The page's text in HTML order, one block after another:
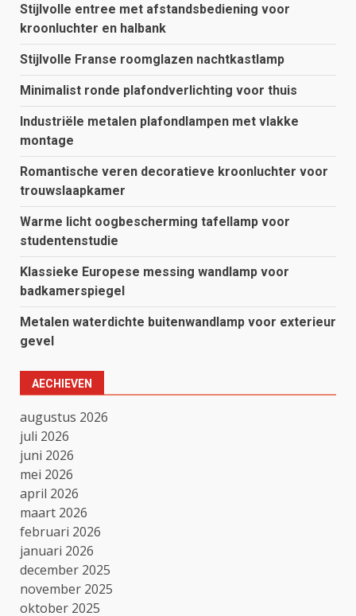
Stijlvolle entree met afstandsbediening voor
kroonluchter en halbank
Stijlvolle Franse roomglazen nachtkastlamp
Minimalist ronde plafondverlichting voor thuis
Industriële metalen plafondlampen met vlakke
montage
Romantische veren decoratieve kroonluchter voor
trouwslaapkamer
Warme licht oogbescherming tafellamp voor
studentenstudie
Klassieke Europese messing wandlamp voor
badkamerspiegel
Metalen waterdichte buitenwandlamp voor exterieur
gevel
AECHIEVEN
augustus 2026
juli 2026
juni 2026
mei 2026
april 2026
maart 2026
februari 2026
januari 2026
december 2025
november 2025
oktober 2025